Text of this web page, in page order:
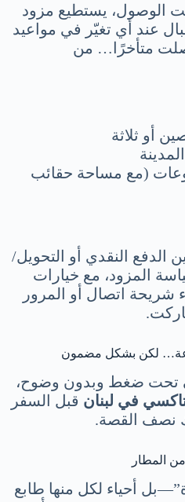
الوصول، يستطيع مزود
عند أي تغيّر في مواعيد
متأخرًا… من
أو ثلاثة
(مع مساحة حقائب
الدفع النقدي أو التحويل/
المزود، مع خيارات
شريحة اتصال أو المرور
لكن بشكل مضمون
تحت ضغط وبدون وضوح،
في لبنان قبل السفر
نصف القصة.
المطار
أحياء لكل منها طابع